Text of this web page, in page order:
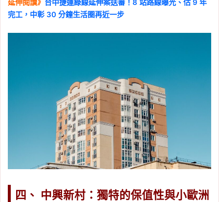
延伸閱讀》 台中捷運綠線延伸案送審！8 站路線曝光、估 9 年
完工，中彰 30 分鐘生活圈再近一步
四、 中興新村：獨特的保值性與小歐洲